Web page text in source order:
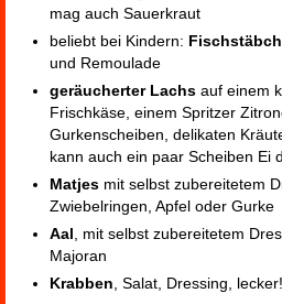
mag auch Sauerkraut
beliebt bei Kindern:
und Remoulade
geräucherter Lachs auf einem
Frischkäse, einem Spritzer
Gurkenscheiben, delikaten
kann auch ein paar Scheiben Ei
Matjes mit selbst zubereitetem
Zwiebelringen, Apfel oder Gurke
Aal , mit selbst zubereitetem
Majoran
Krabben , Salat, Dressing, lecker!